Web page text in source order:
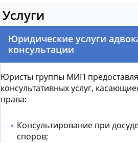
Услуги
Юридические услуги
консультации
Юристы группы МИП
консультативных услуг,
права:
Консультирование при
споров;